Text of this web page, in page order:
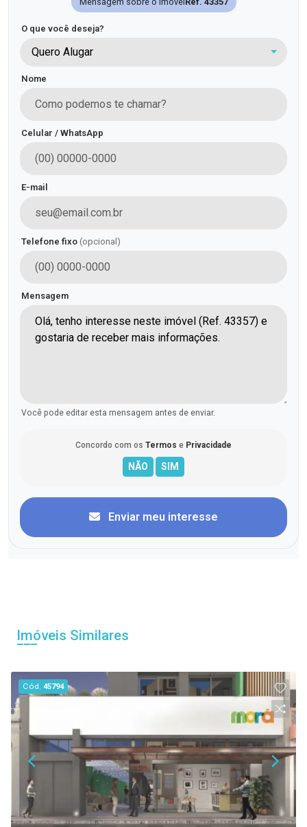
O que você deseja?
Quero Alugar
Nome
Celular / WhatsApp
E-mail
Telefone fixo (opcional)
Mensagem
Você pode editar esta mensagem antes de enviar.
Concordo com os Termos e Privacidade
Enviar meu interesse
Imóveis Similares
Cód.45794